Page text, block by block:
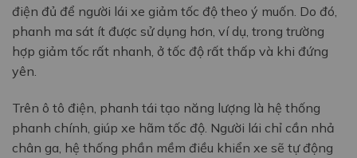
điện đủ để người lái xe giảm tốc độ theo ý muốn. Do đó,
phanh ma sát ít được sử dụng hơn, ví dụ, trong trường
hợp giảm tốc rất nhanh, ở tốc độ rất thấp và khi đứng
yên.
Trên ô tô điện, phanh tái tạo năng lượng là hệ thống
phanh chính, giúp xe hãm tốc độ. Người lái chỉ cần nhả
chân ga, hệ thống phần mềm điều khiển xe sẽ tự động